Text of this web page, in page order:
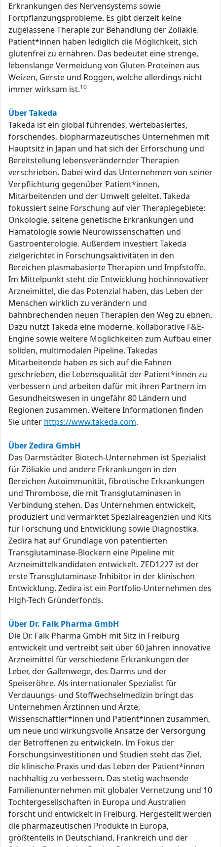
Erkrankungen des Nervensystems sowie
Fortpflanzungsprobleme. Es gibt derzeit keine
zugelassene Therapie zur Behandlung der Zöliakie.
Patient*innen haben lediglich die Möglichkeit, sich
glutenfrei zu ernähren. Das bedeutet eine strenge,
lebenslange Vermeidung von Gluten-Proteinen aus
Weizen, Gerste und Roggen, welche allerdings nicht
immer wirksam ist.10
Über Takeda
Takeda ist ein global führendes, wertebasiertes,
forschendes, biopharmazeutisches Unternehmen mit
Hauptsitz in Japan und hat sich der Erforschung und
Bereitstellung lebensverändernder Therapien
verschrieben. Dabei wird das Unternehmen von seiner
Verpflichtung gegenüber Patient*innen,
Mitarbeitenden und der Umwelt geleitet. Takeda
fokussiert seine Forschung auf vier Therapiegebiete:
Onkologie, seltene genetische Erkrankungen und
Hämatologie sowie Neurowissenschaften und
Gastroenterologie. Außerdem investiert Takeda
zielgerichtet in Forschungsaktivitäten in den
Bereichen plasmabasierte Therapien und Impfstoffe.
Im Mittelpunkt steht die Entwicklung hochinnovativer
Arzneimittel, die das Potenzial haben, das Leben der
Menschen wirklich zu verändern und
bahnbrechenden neuen Therapien den Weg zu ebnen.
Dazu nutzt Takeda eine moderne, kollaborative F&E-
Engine sowie weitere Möglichkeiten zum Aufbau einer
soliden, multimodalen Pipeline. Takedas
Mitarbeitende haben es sich auf die Fahnen
geschrieben, die Lebensqualität der Patient*innen zu
verbessern und arbeiten dafür mit ihren Partnern im
Gesundheitswesen in ungefähr 80 Ländern und
Regionen zusammen. Weitere Informationen finden
Sie unter https://www.takeda.com.
Über Zedira GmbH
Das Darmstädter Biotech-Unternehmen ist Spezialist
für Zöliakie und andere Erkrankungen in den
Bereichen Autoimmunität, fibrotische Erkrankungen
und Thrombose, die mit Transglutaminasen in
Verbindung stehen. Das Unternehmen entwickelt,
produziert und vermarktet Spezialreagenzien und Kits
für Forschung und Entwicklung sowie Diagnostika.
Zedira hat auf Grundlage von patentierten
Transglutaminase-Blockern eine Pipeline mit
Arzneimittelkandidaten entwickelt. ZED1227 ist der
erste Transglutaminase-Inhibitor in der klinischen
Entwicklung. Zedira ist ein Portfolio-Unternehmen des
High-Tech Gründerfonds.
Über Dr. Falk Pharma GmbH
Die Dr. Falk Pharma GmbH mit Sitz in Freiburg
entwickelt und vertreibt seit über 60 Jahren innovative
Arzneimittel für verschiedene Erkrankungen der
Leber, der Gallenwege, des Darms und der
Speiseröhre. Als internationaler Spezialist für
Verdauungs- und Stoffwechselmedizin bringt das
Unternehmen Ärztinnen und Ärzte,
Wissenschaftler*innen und Patient*innen zusammen,
um neue und wirkungsvolle Ansätze der Versorgung
der Betroffenen zu entwickeln. Im Fokus der
Forschungsinvestitionen und Studien steht das Ziel,
die klinische Praxis und das Leben der Patient*innen
nachhaltig zu verbessern. Das stetig wachsende
Familienunternehmen mit globaler Vernetzung und 10
Tochtergesellschaften in Europa und Australien
forscht und entwickelt in Freiburg. Hergestellt werden
die pharmazeutischen Produkte in Europa,
größtenteils in Deutschland, Frankreich und der